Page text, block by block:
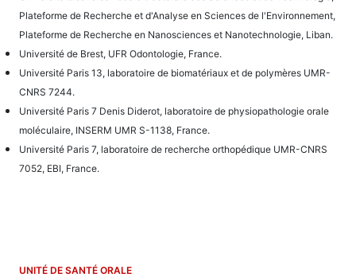
Plateforme de Recherche et d'Analyse en Sciences de l'Environnement,
Plateforme de Recherche en Nanosciences et Nanotechnologie, Liban.
Université de Brest, UFR Odontologie, France.
Université Paris 13, laboratoire de biomatériaux et de polymères UMR-
CNRS 7244.
Université Paris 7 Denis Diderot, laboratoire de physiopathologie orale
moléculaire, INSERM UMR S-1138, France.
Université Paris 7, laboratoire de recherche orthopédique UMR-CNRS
7052, EBI, France.
UNITÉ DE SANTÉ ORALE